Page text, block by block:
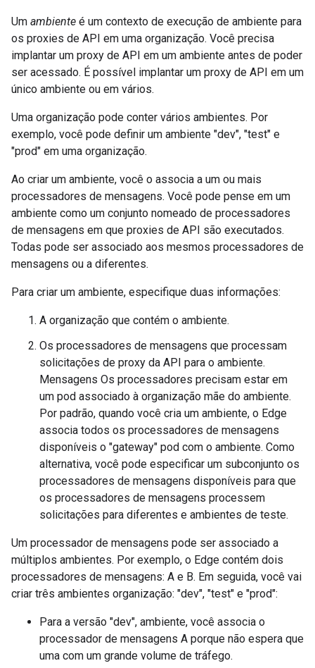
Um ambiente é um contexto de execução de ambiente para
os proxies de API em uma organização. Você precisa
implantar um proxy de API em um ambiente antes de poder
ser acessado. É possível implantar um proxy de API em um
único ambiente ou em vários.
Uma organização pode conter vários ambientes. Por
exemplo, você pode definir um ambiente "dev", "test" e
"prod" em uma organização.
Ao criar um ambiente, você o associa a um ou mais
processadores de mensagens. Você pode pense em um
ambiente como um conjunto nomeado de processadores
de mensagens em que proxies de API são executados.
Todas pode ser associado aos mesmos processadores de
mensagens ou a diferentes.
Para criar um ambiente, especifique duas informações:
A organização que contém o ambiente.
Os processadores de mensagens que processam
solicitações de proxy da API para o ambiente.
Mensagens Os processadores precisam estar em
um pod associado à organização mãe do ambiente.
Por padrão, quando você cria um ambiente, o Edge
associa todos os processadores de mensagens
disponíveis o "gateway" pod com o ambiente. Como
alternativa, você pode especificar um subconjunto os
processadores de mensagens disponíveis para que
os processadores de mensagens processem
solicitações para diferentes e ambientes de teste.
Um processador de mensagens pode ser associado a
múltiplos ambientes. Por exemplo, o Edge contém dois
processadores de mensagens: A e B. Em seguida, você vai
criar três ambientes organização: "dev", "test" e "prod":
Para a versão "dev", ambiente, você associa o
processador de mensagens A porque não espera que
uma com um grande volume de tráfego.